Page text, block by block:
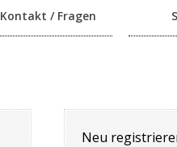
Kontakt / Fragen
Neu